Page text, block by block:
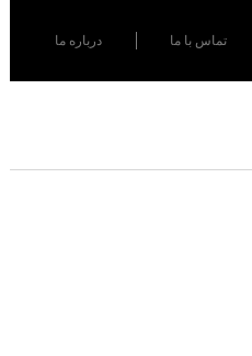
تماس با ما درباره ما